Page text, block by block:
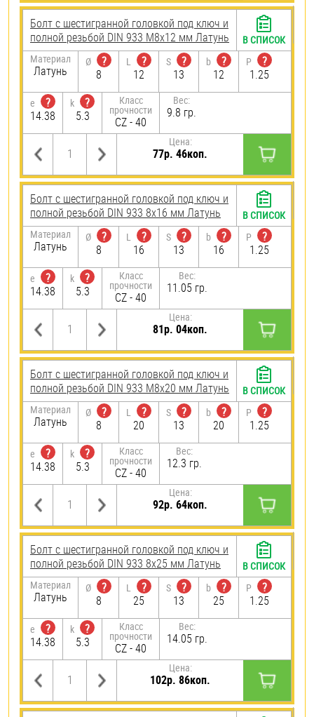
Болт с шестигранной головкой под ключ и
полной резьбой DIN 933 М8х12 мм Латунь
Материал
Латунь
Ø
?
8
L
?
12
S
?
13
b
?
12
P
?
1.25
e
?
14.38
k
?
5.3
Класс
прочности
CZ - 40
Вес:
9.8 гр.
Цена:
77р. 46коп.
В СПИСОК
Болт с шестигранной головкой под ключ и
полной резьбой DIN 933 8х16 мм Латунь
Материал
Латунь
Ø
?
8
L
?
16
S
?
13
b
?
16
P
?
1.25
e
?
14.38
k
?
5.3
Класс
прочности
CZ - 40
Вес:
11.05 гр.
Цена:
81р. 04коп.
В СПИСОК
Болт с шестигранной головкой под ключ и
полной резьбой DIN 933 М8х20 мм Латунь
Материал
Латунь
Ø
?
8
L
?
20
S
?
13
b
?
20
P
?
1.25
e
?
14.38
k
?
5.3
Класс
прочности
CZ - 40
Вес:
12.3 гр.
Цена:
92р. 64коп.
В СПИСОК
Болт с шестигранной головкой под ключ и
полной резьбой DIN 933 8х25 мм Латунь
Материал
Латунь
Ø
?
8
L
?
25
S
?
13
b
?
25
P
?
1.25
e
?
14.38
k
?
5.3
Класс
прочности
CZ - 40
Вес:
14.05 гр.
Цена:
102р. 86коп.
В СПИСОК